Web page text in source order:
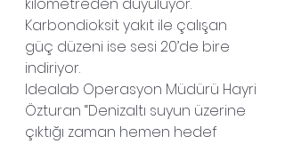
Karbondioksit yakıt ile çalışan
güç düzeni ise sesi 20’de bire
indiriyor.
Idealab Operasyon Müdürü Hayri
Özturan “Denizaltı suyun üzerine
çıktığı zaman hemen hedef